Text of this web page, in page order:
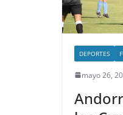
DEPORTES
mayo 26,